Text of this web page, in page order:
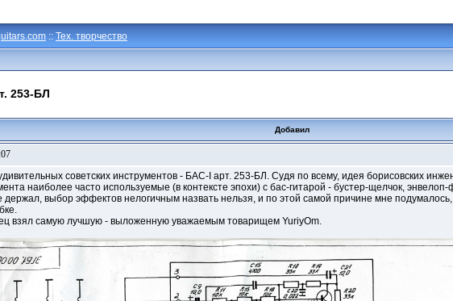
:: Тех. творчество
253-БЛ
Добавил
советских инструментов - БАС-I арт. 253-БЛ. Судя по всему, идея борисовских
наиболее часто используемые (в контексте эпохи) с бас-гитарой - бустер-щелчок,
держал, выбор эффектов нелогичным назвать нельзя, и по этой самой причине мне
взял самую лучшую - выложенную уважаемым товарищем YuriyOm.